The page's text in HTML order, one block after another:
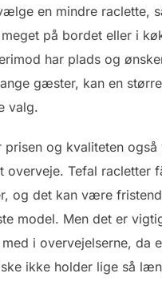
en mindre raclette,
på bordet eller i
har plads og
gæster, kan en
valg.
prisen og kvaliteten
overveje. Tefal racletter
og det kan være
model. Men det er
i overvejelserne, da
ikke holder lige så